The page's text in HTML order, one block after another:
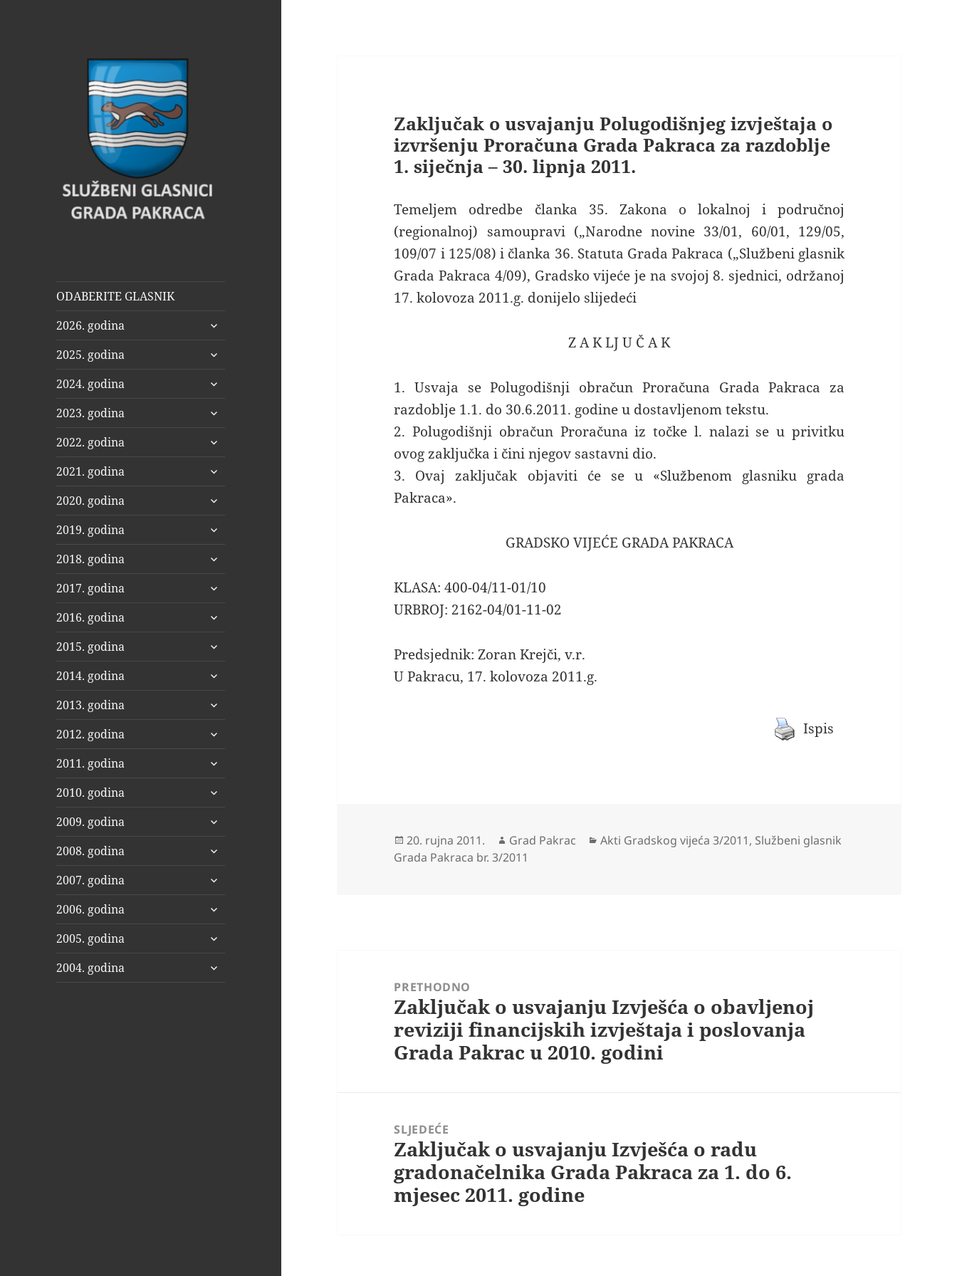
ODABERITE GLASNIK
2026. godina
proširi
2025. godina
proširi
2024. godina
proširi
2023. godina
proširi
2022. godina
proširi
2021. godina
proširi
2020. godina
proširi
2019. godina
proširi
2018. godina
proširi
2017. godina
proširi
2016. godina
proširi
2015. godina
proširi
2014. godina
proširi
2013. godina
proširi
2012. godina
proširi
2011. godina
proširi
2010. godina
proširi
2009. godina
proširi
2008. godina
proširi
2007. godina
proširi
2006. godina
proširi
2005. godina
proširi
2004. godina
proširi
Zaključak o usvajanju Polugodišnjeg izvještaja o
izvršenju Proračuna Grada Pakraca za razdoblje
1. siječnja – 30. lipnja 2011.
Temeljem odredbe članka 35. Zakona o lokalnoj i područnoj
(regionalnoj) samoupravi („Narodne novine 33/01, 60/01, 129/05,
109/07 i 125/08) i članka 36. Statuta Grada Pakraca („Službeni glasnik
Grada Pakraca 4/09), Gradsko vijeće je na svojoj 8. sjednici, održanoj
17. kolovoza 2011.g. donijelo slijedeći
Z A K LJ U Č A K
1. Usvaja se Polugodišnji obračun Proračuna Grada Pakraca za
razdoblje 1.1. do 30.6.2011. godine u dostavljenom tekstu.
2. Polugodišnji obračun Proračuna iz točke l. nalazi se u privitku
ovog zaključka i čini njegov sastavni dio.
3. Ovaj zaključak objaviti će se u «Službenom glasniku grada
Pakraca».
GRADSKO VIJEĆE GRADA PAKRACA
KLASA: 400-04/11-01/10
URBROJ: 2162-04/01-11-02
Predsjednik: Zoran Krejči, v.r.
U Pakracu, 17. kolovoza 2011.g.
Ispis
Objavljeno
dana
20. rujna 2011. Autor
Grad Pakrac Kategorije
Akti Gradskog vijeća 3/2011, Službeni glasnik
Grada Pakraca br. 3/2011
PRETHODNO
Prethodna
objava:
Zaključak o usvajanju Izvješća o obavljenoj
reviziji financijskih izvještaja i poslovanja
Grada Pakrac u 2010. godini
SLJEDEĆE
Sljedeća
objava:
Zaključak o usvajanju Izvješća o radu
gradonačelnika Grada Pakraca za 1. do 6.
mjesec 2011. godine